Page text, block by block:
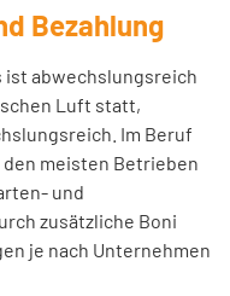
Bezahlung
ist abwechslungsreich
Luft statt,
Im Beruf
meisten Betrieben
und
zusätzliche Boni
je nach Unternehmen